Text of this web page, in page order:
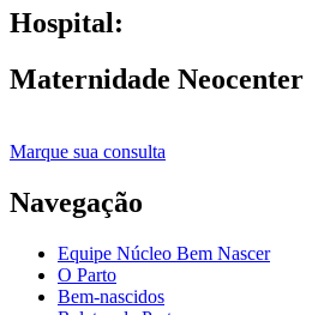
Hospital:
Maternidade Neocenter
Marque sua consulta
Navegação
Equipe Núcleo Bem Nascer
O Parto
Bem-nascidos